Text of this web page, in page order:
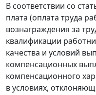
В соответствии со
плата (оплата труда
вознаграждения за
квалификации
качества и условий
компенсационных
компенсационного
в условиях,